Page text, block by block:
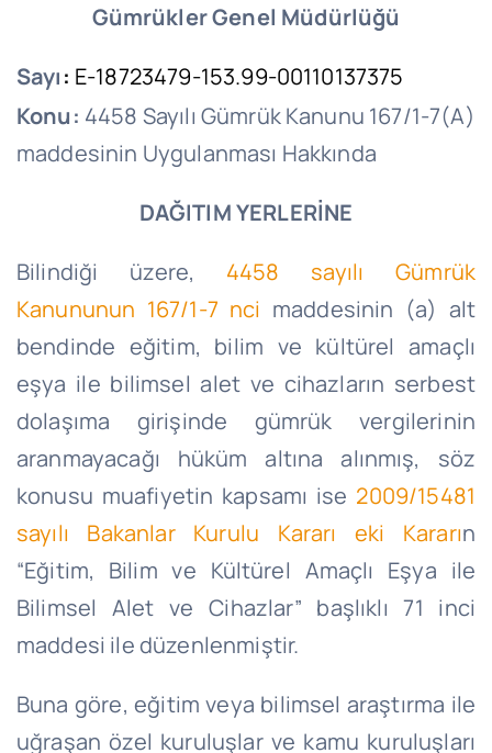
Gümrükler Genel Müdürlüğü
Sayı: E-18723479-153.99-00110137375
Konu: 4458 Sayılı Gümrük Kanunu 167/1-7(A)
maddesinin Uygulanması Hakkında
DAĞITIM YERLERİNE
Bilindiği üzere, 4458 sayılı Gümrük
Kanununun 167/1-7 nci maddesinin (a) alt
bendinde eğitim, bilim ve kültürel amaçlı
eşya ile bilimsel alet ve cihazların serbest
dolaşıma girişinde gümrük vergilerinin
aranmayacağı hüküm altına alınmış, söz
konusu muafiyetin kapsamı ise 2009/15481
sayılı Bakanlar Kurulu Kararı eki Kararın
“Eğitim, Bilim ve Kültürel Amaçlı Eşya ile
Bilimsel Alet ve Cihazlar” başlıklı 71 inci
maddesi ile düzenlenmiştir.
Buna göre, eğitim veya bilimsel araştırma ile
uğraşan özel kuruluşlar ve kamu kuruluşları